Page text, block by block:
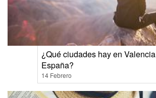
¿Qué ciudades hay en Valencia
España?
14 Febrero